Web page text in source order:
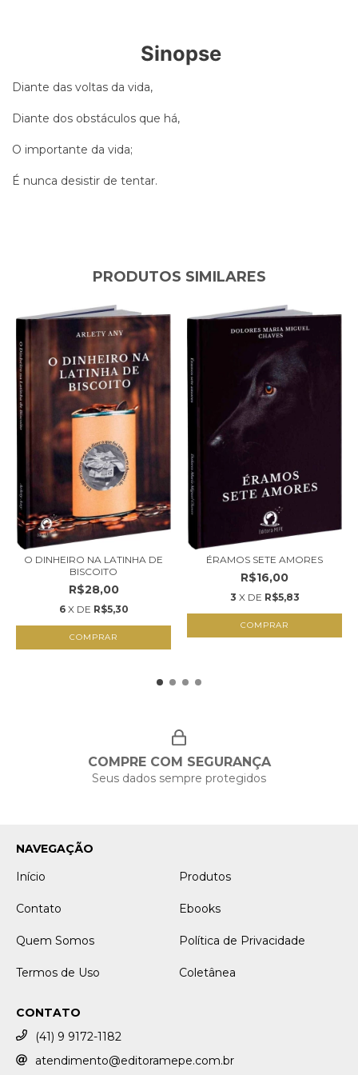
Sinopse
Diante das voltas da vida,
Diante dos obstáculos que há,
O importante da vida;
É nunca desistir de tentar.
PRODUTOS SIMILARES
O DINHEIRO NA LATINHA DE
BISCOITO
R$28,00
6 X DE R$5,30
COMPRAR
ÉRAMOS SETE AMORES
R$16,00
3 X DE R$5,83
COMPRAR
COMPRE COM SEGURANÇA
Seus dados sempre protegidos
NAVEGAÇÃO
Início
Produtos
Contato Ebooks
Quem Somos Política de Privacidade
Termos de Uso Coletânea
CONTATO
(41) 9 9172-1182
atendimento@editoramepe.com.br